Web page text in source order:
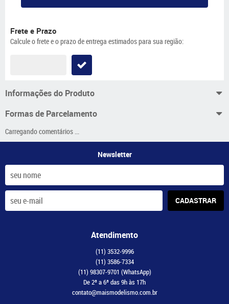
Frete e Prazo
Calcule o frete e o prazo de entrega estimados para sua região:
Informações do Produto
Formas de Parcelamento
Carregando comentários ...
Newsletter
CADASTRAR
Atendimento
(11) 3532-9996
(11) 3586-7334
(11) 98307-9701 (WhatsApp)
De 2ª a 6ª das 9h às 17h
contato@maismodelismo.com.br